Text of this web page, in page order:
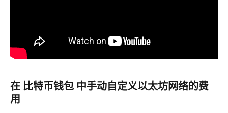
在 比特币钱包 中手动自定义以太坊网络的费
用